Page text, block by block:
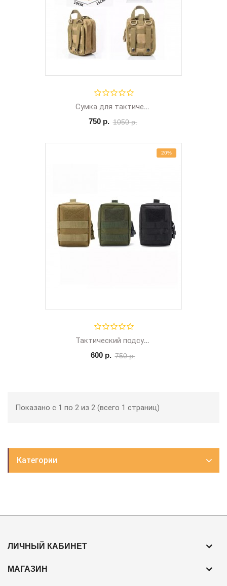
Сумка для тактической шлейки 20х15х10 см.
750 р. 1050 р.
20%
Тактический подсумок малый с креплением MOLLE для тактической шлейки
600 р. 750 р.
Показано с 1 по 2 из 2 (всего 1 страниц)
Категории
ЛИЧНЫЙ КАБИНЕТ
МАГАЗИН